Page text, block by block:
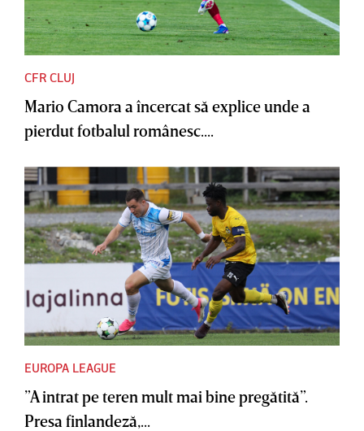
CFR CLUJ
Mario Camora a încercat să explice unde a
pierdut fotbalul românesc....
EUROPA LEAGUE
”A intrat pe teren mult mai bine pregătită”.
Presa finlandeză,...